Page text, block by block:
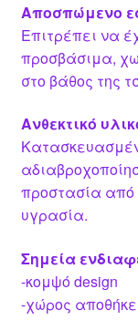
Αποσπώμενο
Επιτρέπει να
προσβάσιμα,
στο βάθος της
Ανθεκτικό
προστασία από
υγρασία.
Σημεία
-κομψό design
-χώρος